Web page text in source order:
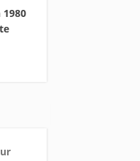
1980